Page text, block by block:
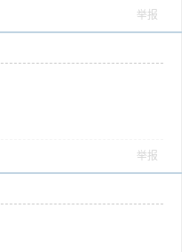
举报
举报